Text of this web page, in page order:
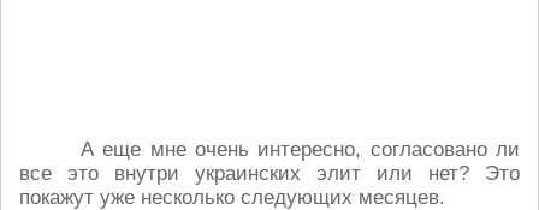
А еще мне очень интересно, согласовано ли
все это внутри украинских элит или нет? Это
покажут уже несколько следующих месяцев.